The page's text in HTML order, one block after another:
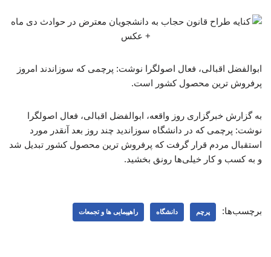
ابوالفضل اقبالی، فعال اصولگرا نوشت: پرچمی که سوزاندند امروز
پرفروش ترین محصول کشور است.
به گزارش خبرگزاری روز واقعه، ابوالفضل اقبالی، فعال اصولگرا
نوشت: پرچمی که در دانشگاه سوزاندید چند روز بعد آنقدر مورد
استقبال مردم قرار گرفت که پرفروش ترین محصول کشور تبدیل شد
و به کسب و کار خیلی‌ها رونق بخشید.
برچسب‌ها: پرچم دانشگاه راهپیمایی ها و تجمعات